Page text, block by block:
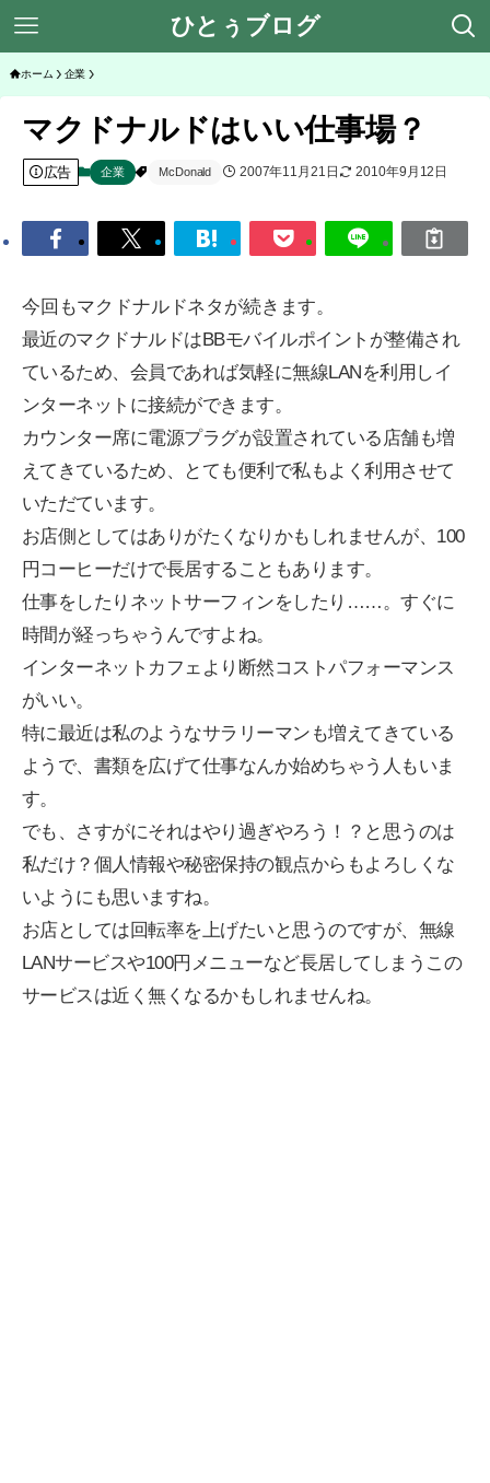
ひとぅブログ
ホーム 企業
マクドナルドはいい仕事場？
広告 企業 McDonald 2007年11月21日 2010年9月12日
今回もマクドナルドネタが続きます。
最近のマクドナルドはBBモバイルポイントが整備され
ているため、会員であれば気軽に無線LANを利用しイ
ンターネットに接続ができます。
カウンター席に電源プラグが設置されている店舗も増
えてきているため、とても便利で私もよく利用させて
いただています。
お店側としてはありがたくなりかもしれませんが、100
円コーヒーだけで長居することもあります。
仕事をしたりネットサーフィンをしたり……。すぐに
時間が経っちゃうんですよね。
インターネットカフェより断然コストパフォーマンス
がいい。
特に最近は私のようなサラリーマンも増えてきている
ようで、書類を広げて仕事なんか始めちゃう人もいま
す。
でも、さすがにそれはやり過ぎやろう！？と思うのは
私だけ？個人情報や秘密保持の観点からもよろしくな
いようにも思いますね。
お店としては回転率を上げたいと思うのですが、無線
LANサービスや100円メニューなど長居してしまうこの
サービスは近く無くなるかもしれませんね。